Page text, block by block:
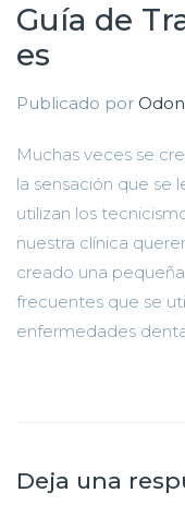
Guía de
es
Publicado por
Muchas veces se
la sensación que se
utilizan los
nuestra clínica
creado una
frecuentes que se
enfermedades
Deja una